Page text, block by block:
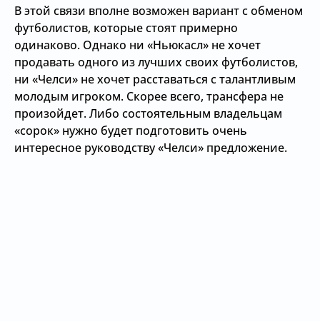
В этой связи вполне возможен вариант с обменом
футболистов, которые стоят примерно
одинаково. Однако ни «Ньюкасл» не хочет
продавать одного из лучших своих футболистов,
ни «Челси» не хочет расставаться с талантливым
молодым игроком. Скорее всего, трансфера не
произойдет. Либо состоятельным владельцам
«сорок» нужно будет подготовить очень
интересное руководству «Челси» предложение.